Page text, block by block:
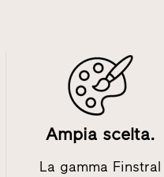
Ampia scelta.
La gamma Finstral